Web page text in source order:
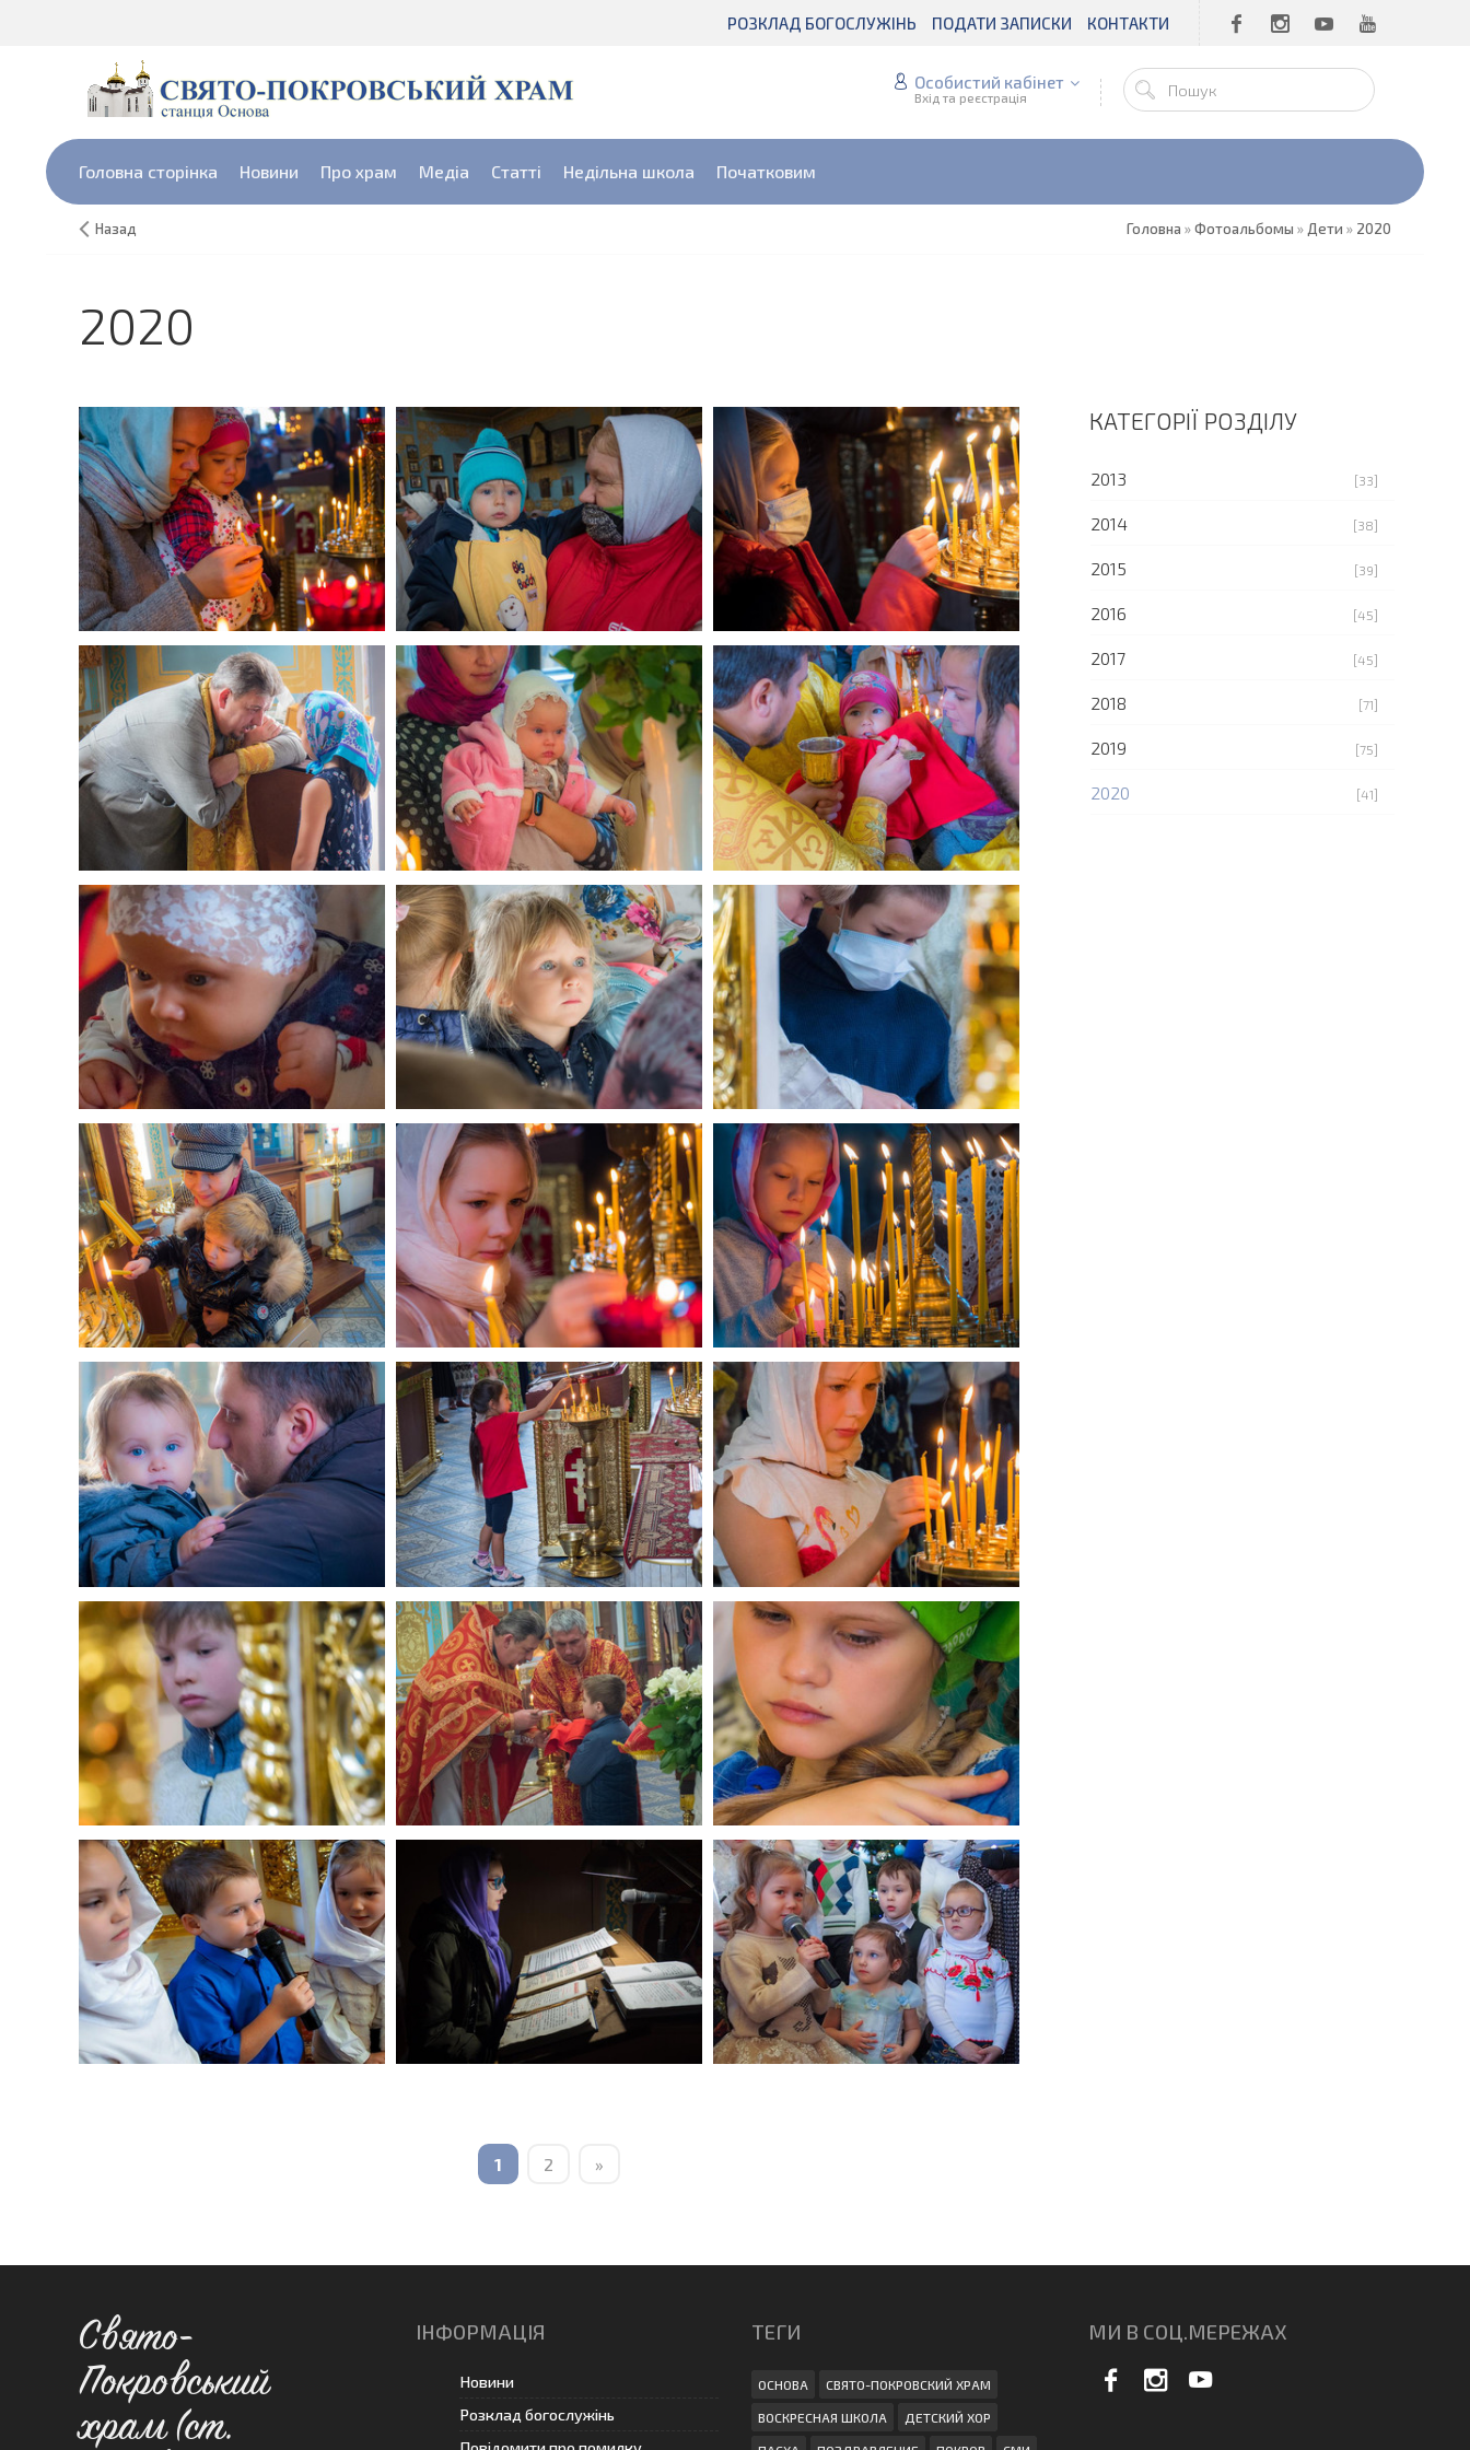
РОЗКЛАД БОГОСЛУЖІНЬ ПОДАТИ ЗАПИСКИ КОНТАКТИ
Особистий кабінет
Вхід та реєстрація
Головна сторінка Новини Про храм Медіа Статті Недільна школа Початковим
Назад Головна »Фотоальбомы » Дети » 2020
2020
1 2 »
КАТЕГОРІЇ РОЗДІЛУ
2013 [33]
2014 [38]
2015 [39]
2016 [45]
2017 [45]
2018 [71]
2019 [75]
2020 [41]
Свято-
Покровський
храм (ст.
ІНФОРМАЦІЯ
Новини
Розклад богослужінь
ТЕГИ
ОСНОВА СВЯТО-ПОКРОВСКИЙ ХРАМ
ВОСКРЕСНАЯ ШКОЛА ДЕТСКИЙ ХОР
МИ В СОЦ.МЕРЕЖАХ